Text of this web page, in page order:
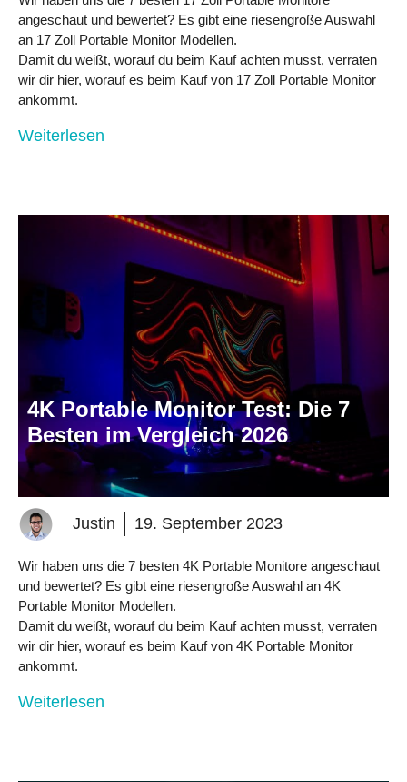
angeschaut und bewertet? Es gibt eine riesengroße Auswahl
an 17 Zoll Portable Monitor Modellen.
Damit du weißt, worauf du beim Kauf achten musst, verraten
wir dir hier, worauf es beim Kauf von 17 Zoll Portable Monitor
ankommt.
Weiterlesen
4K Portable Monitor Test: Die 7
Besten im Vergleich 2026
Justin 19. September 2023
Wir haben uns die 7 besten 4K Portable Monitore angeschaut
und bewertet? Es gibt eine riesengroße Auswahl an 4K
Portable Monitor Modellen.
Damit du weißt, worauf du beim Kauf achten musst, verraten
wir dir hier, worauf es beim Kauf von 4K Portable Monitor
ankommt.
Weiterlesen